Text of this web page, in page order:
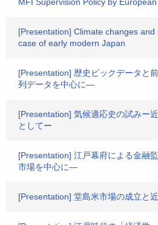
[Presentation] Climate changes
case of early modern Japan
[Presentation] 歴史ビックデータと
列データを中心に―
[Presentation] 気候適応史の試みー
としてー
[Presentation] 江戸幕府による金融
市場を中心に―
[Presentation] 堂島米市場の成立と